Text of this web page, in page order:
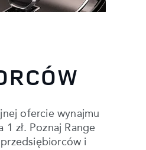
ofercie wynajmu
zł. Poznaj Range
i